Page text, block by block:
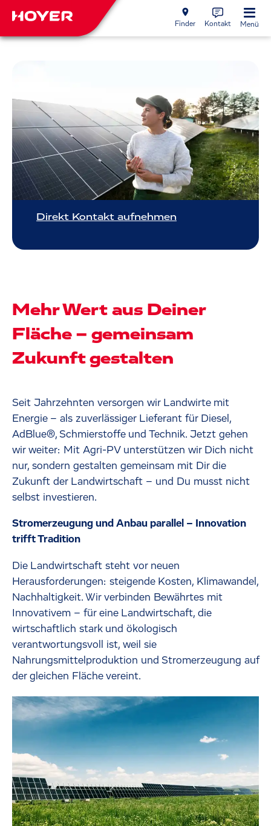
Finder Kontakt Menü
Direkt Kontakt aufnehmen
Mehr Wert aus Deiner
Fläche – gemeinsam
Zukunft gestalten
Seit Jahrzehnten versorgen wir Landwirte mit
Energie – als zuverlässiger Lieferant für Diesel,
AdBlue®, Schmierstoffe und Technik. Jetzt gehen
wir weiter: Mit Agri-PV unterstützen wir Dich nicht
nur, sondern gestalten gemeinsam mit Dir die
Zukunft der Landwirtschaft – und Du musst nicht
selbst investieren.
Stromerzeugung und Anbau parallel – Innovation
trifft Tradition
Die Landwirtschaft steht vor neuen
Herausforderungen: steigende Kosten, Klimawandel,
Nachhaltigkeit. Wir verbinden Bewährtes mit
Innovativem – für eine Landwirtschaft, die
wirtschaftlich stark und ökologisch
verantwortungsvoll ist, weil sie
Nahrungsmittelproduktion und Stromerzeugung auf
der gleichen Fläche vereint.